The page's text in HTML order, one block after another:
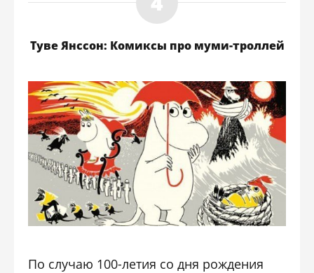
Туве Янссон: Комиксы про муми-троллей
По случаю 100-летия со дня рождения